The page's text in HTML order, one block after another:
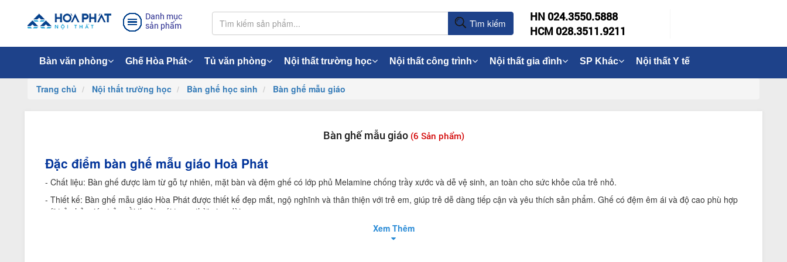
Danh mục
sản phẩm
Tìm kiếm
HN 024.3550.5888
HCM 028.3511.9211
Bàn văn phòng Ghế Hòa Phát Tủ văn phòng Nội thất trường học Nội thất công trình Nội thất gia đình SP Khác Nội thất Y tế
Trang chủ Nội thất trường học Bàn ghế học sinh Bàn ghế mẫu giáo
Bàn ghế mẫu giáo(6 Sản phẩm)
Đặc điểm bàn ghế mẫu giáo Hoà Phát
- Chất liệu: Bàn ghế được làm từ gỗ tự nhiên, mặt bàn và đệm ghế có lớp phủ Melamine chống trầy xước và dễ vệ sinh, an toàn cho sức khỏe của trẻ nhỏ.
- Thiết kế: Bàn ghế mẫu giáo Hòa Phát được thiết kế đẹp mắt, ngộ nghĩnh và thân thiện với trẻ em, giúp trẻ dễ dàng tiếp cận và yêu thích sản phẩm. Ghế có đệm êm ái và độ cao phù hợp
với trẻ nhỏ, giúp trẻ ngồi thoải mái trong thời gian dài.
- Đa dạng kích thước: Bàn ghế mẫu giáo Hòa Phát có nhiều kích thước khác nhau, phù hợp với độ tuổi và chiều cao của trẻ em.
Xem Thêm